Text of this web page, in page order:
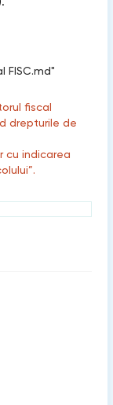
FISC.md"
fiscal
drepturile de
cu indicarea